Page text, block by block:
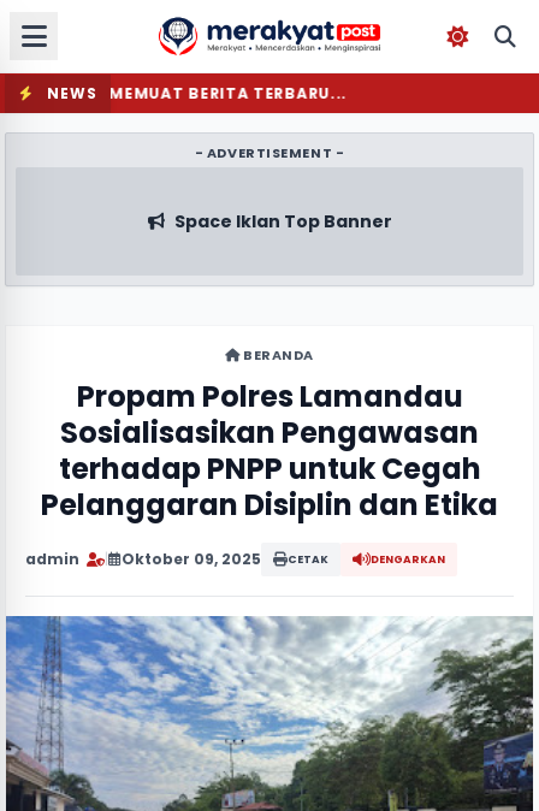
NEWS MEMUAT BERITA TERBARU...
- ADVERTISEMENT -
Space Iklan Top Banner
BERANDA
Propam Polres Lamandau
Sosialisasikan Pengawasan
terhadap PNPP untuk Cegah
Pelanggaran Disiplin dan Etika
admin Oktober 09, 2025 CETAK DENGARKAN